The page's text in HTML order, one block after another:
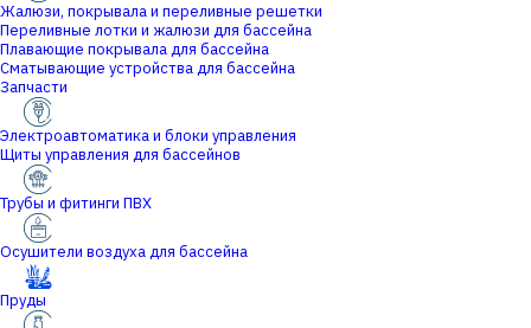
Жалюзи, покрывала и переливные решетки
Переливные лотки и жалюзи для бассейна
Плавающие покрывала для бассейна
Сматывающие устройства для бассейна
Запчасти
Электроавтоматика и блоки управления
Щиты управления для бассейнов
Трубы и фитинги ПВХ
Осушители воздуха для бассейна
Пруды